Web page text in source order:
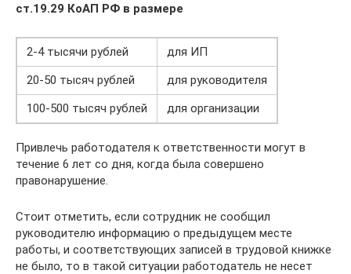
ст.19.29 КоАП РФ в размере
2-4 тысячи рублей
для ИП
20-50 тысяч рублей
для руководителя
100-500 тысяч рублей
для организации
Привлечь работодателя к ответственности могут в
течение 6 лет со дня, когда была совершено
правонарушение.
Стоит отметить, если сотрудник не сообщил
руководителю информацию о предыдущем месте
работы, и соответствующих записей в трудовой книжке
не было, то в такой ситуации работодатель не несет